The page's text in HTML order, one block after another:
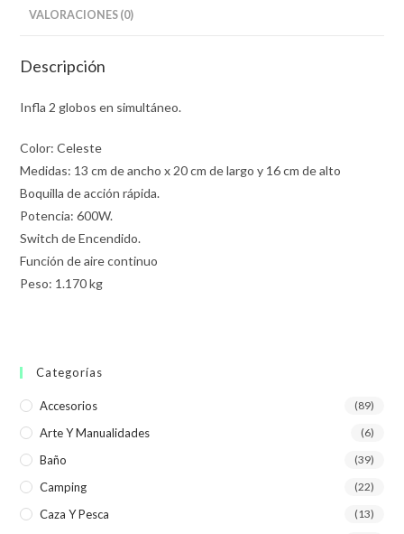
VALORACIONES (0)
Descripción
Infla 2 globos en simultáneo.
Color: Celeste
Medidas: 13 cm de ancho x 20 cm de largo y 16 cm de alto
Boquilla de acción rápida.
Potencia: 600W.
Switch de Encendido.
Función de aire continuo
Peso: 1.170 kg
Categorías
Accesorios (89)
Arte Y Manualidades (6)
Baño (39)
Camping (22)
Caza Y Pesca (13)